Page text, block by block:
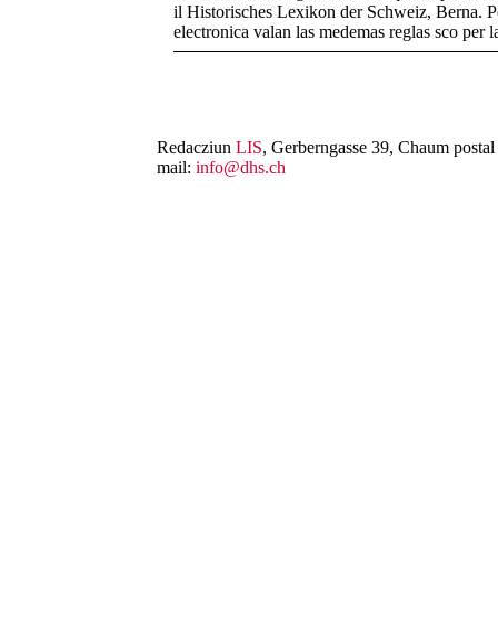
il Historisches Lexikon der Schweiz, Berna.
electronica valan las medemas reglas sco per
Redacziun LIS, Gerberngasse 39, Chaum
mail: info@dhs.ch